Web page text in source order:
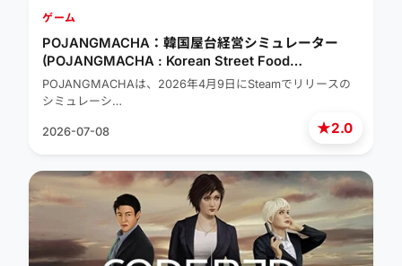
★2.0
ゲーム
POJANGMACHA：韓国屋台経営シミュレーター
(POJANGMACHA : Korean Street Food
Management Simulator)
POJANGMACHAは、2026年4月9日にSteamでリリースの
シミュレーシ…
2026-07-08